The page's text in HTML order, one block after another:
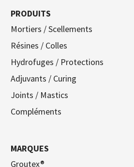
PRODUITS
Mortiers / Scellements
Résines / Colles
Hydrofuges / Protections
Adjuvants / Curing
Joints / Mastics
Compléments
MARQUES
Groutex®